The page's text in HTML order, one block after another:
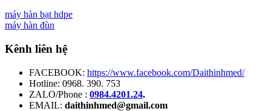
máy hàn bạt hdpe
máy hàn đùn
Kênh liên hệ
FACEBOOK: https://www.facebook.com/Daithinhmed/
Hotline: 0968. 390. 753
ZALO/Phone : 0984.4201.24.
EMAIL: daithinhmed@gmail.com